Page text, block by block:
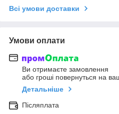
Всі умови доставки
Умови оплати
Ви отримаєте замовлення
або гроші повернуться на
Детальніше
Післяплата